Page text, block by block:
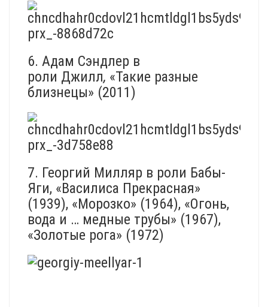
6. Адам Сэндлер в
роли Джилл, «Такие разные
близнецы» (2011)
7. Георгий Милляр в роли Бабы-
Яги, «Василиса Прекрасная»
(1939), «Морозко» (1964), «Огонь,
вода и … медные трубы» (1967),
«Золотые рога» (1972)